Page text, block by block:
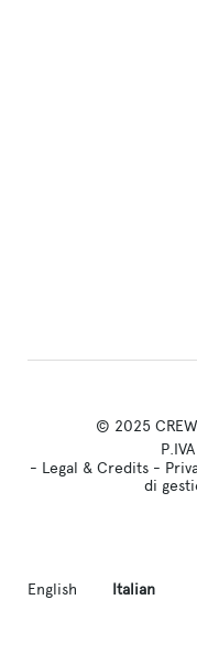
© 2025
- Legal & Credits -
di
English Italian